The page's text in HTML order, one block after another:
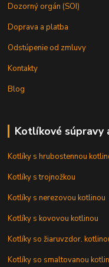
Dozorný orgán (SOI)
Doprava a platba
Odstúpenie od zmluvy
Kontakty
Blog
Kotlíkové súpravy
Kotlíky s hrubostennou
Kotlíky s trojnožkou
Kotlíky s nerezovou kotlinou
Kotlíky s kovovou kotlinou
Kotlíky so žiaruvzdor.
Kotlíky so smaltovanou